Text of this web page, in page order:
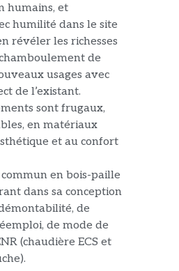
humains, et
humilité dans le site
révéler les richesses
de
usages avec
de l’existant.
sontfrugaux,
en matériaux
et au confort
en bois-paille
dans sa conception
de
de mode de
(chaudière ECS et